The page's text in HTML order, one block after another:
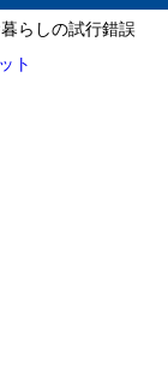
らしの試行錯誤
ト